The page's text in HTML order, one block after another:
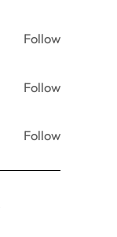
Follow
Follow
Follow